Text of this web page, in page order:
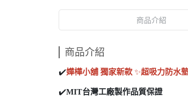
商品介紹
商品介紹
✔️嬅樺小舖 獨家新款 ✨超吸力防水
✔️MIT台灣工廠製作品質保證